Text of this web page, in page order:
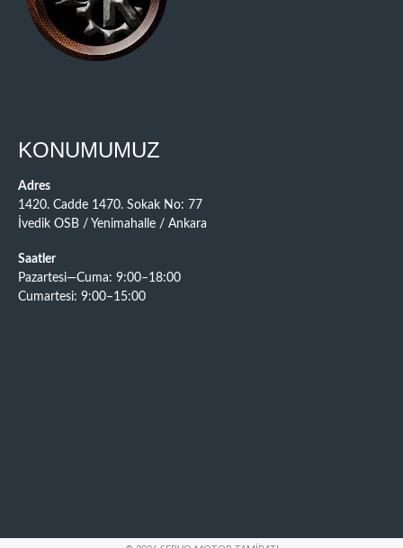
KONUMUMUZ
Adres
1420. Cadde 1470. Sokak No: 77
İvedik OSB / Yenimahalle / Ankara
Saatler
Pazartesi—Cuma: 9:00–18:00
Cumartesi: 9:00–15:00